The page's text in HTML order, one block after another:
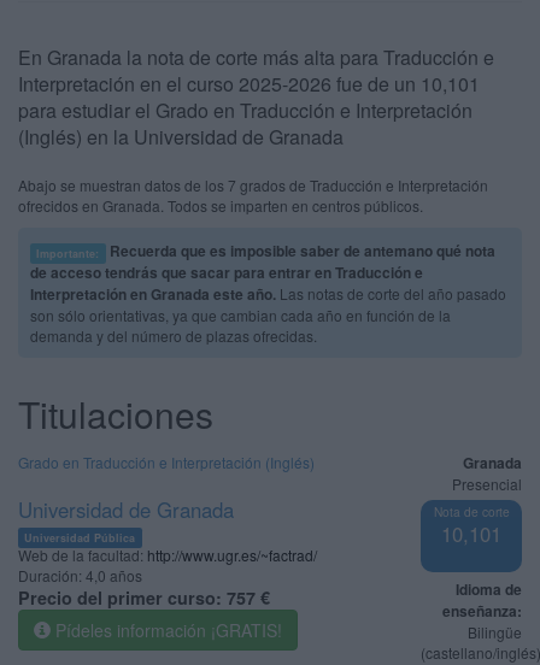
En Granada la nota de corte más alta para Traducción e
Interpretación en el curso 2025-2026 fue de un 10,101
para estudiar el Grado en Traducción e Interpretación
(Inglés) en la Universidad de Granada
Abajo se muestran datos de los 7 grados de Traducción e Interpretación
ofrecidos en Granada. Todos se imparten en centros públicos.
Importante:
Recuerda que es imposible saber de antemano qué nota
de acceso tendrás que sacar para entrar en Traducción e
Interpretación en Granada este año. Las notas de corte del año pasado
son sólo orientativas, ya que cambian cada año en función de la
demanda y del número de plazas ofrecidas.
Titulaciones
Granada
Presencial
Nota de corte
10,101
Idioma de
enseñanza:
Bilingüe
(castellano/
Grado en Traducción e Interpretación (Inglés)
Universidad de Granada
Universidad Pública
Web de la facultad: http://www.ugr.es/~factrad/
Duración: 4,0 años
Precio del primer curso: 757 €
Pídeles información ¡GRATIS!